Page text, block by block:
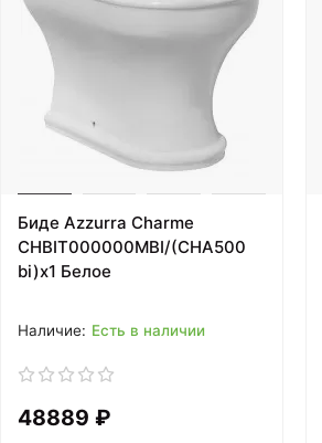
Биде Azzurra Charme
CHBIT000000MBI/(CHA500
bi)x1 Белое
Есть в наличии
48889 ₽